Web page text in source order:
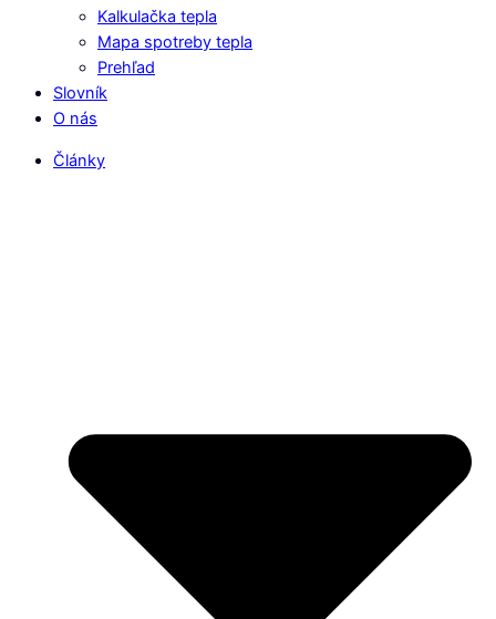
Kalkulačka tepla
Mapa spotreby tepla
Prehľad
Slovník
O nás
Články